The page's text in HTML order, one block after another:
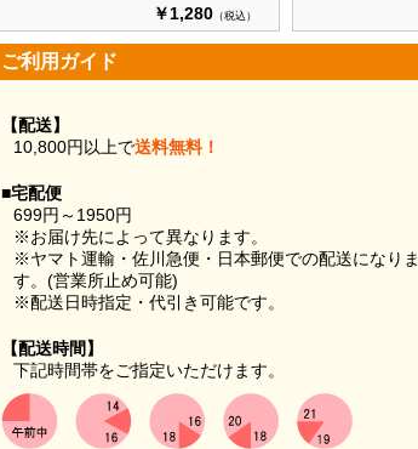
￥1,280 （税込）
ご利用ガイド
【配送】
10,800円以上で送料無料！
■宅配便
699円～1950円
※お届け先によって異なります。
※ヤマト運輸・佐川急便・日本郵便での配送になりま
す。(営業所止め可能)
※配送日時指定・代引き可能です。
【配送時間】
下記時間帯をご指定いただけます。